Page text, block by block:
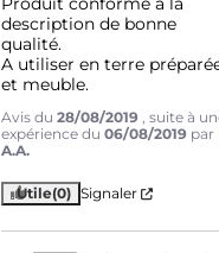
description de bonne
qualité.
A utiliser en terre
et meuble.
Avis du28/08/2019 , suite à
expérience du06/08/2019 par
A.A.
Utile(0) Signaler